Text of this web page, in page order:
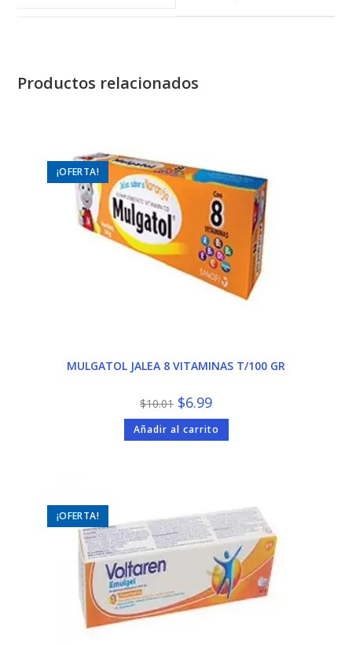
Productos relacionados
¡OFERTA!
MULGATOL JALEA 8 VITAMINAS T/100 GR
$10.01 El
precio
original
era:
$10.01.
$6.99El
actual
es:
$6.99.
Añadir al carrito
¡OFERTA!